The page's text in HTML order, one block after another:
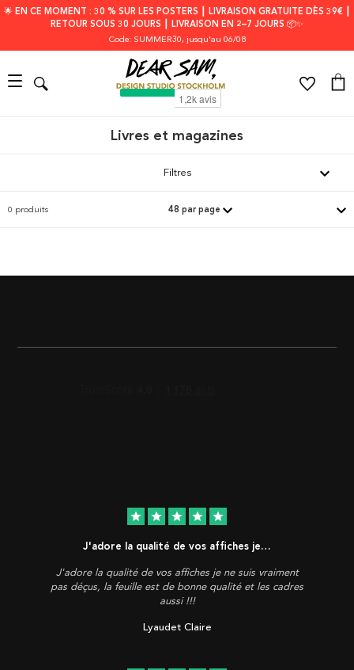
🌟 EN CE MOMENT : 30 % SUR LES POSTERS ┃ LIVRAISON GRATUITE DÈS 39€ ┃
RETOUR SOUS 30 JOURS ┃ LIVRAISON EN 2–7 JOURS 📦✨
Code: SUMMER30, jusqu'au 06/08
Livres et magazines
Filtres
0 produits
star star star star star
J'adore la qualité de vos affiches je…
J'adore la qualité de vos affiches je ne suis vraiment
pas déçus, la feuille est de bonne qualité et les cadres
aussi !!!
Lyaudet Claire